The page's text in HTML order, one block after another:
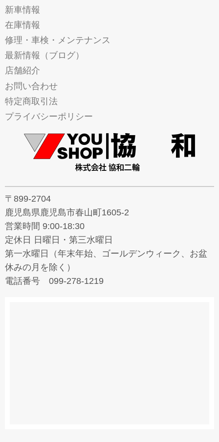
新車情報
在庫情報
修理・車検・メンテナンス
最新情報（ブログ）
店舗紹介
お問い合わせ
特定商取引法
プライバシーポリシー
〒899-2704
鹿児島県鹿児島市春山町1605-2
営業時間 9:00-18:30
定休日 日曜日・第三水曜日
第一水曜日（年末年始、ゴールデンウィーク、お盆
休みの月を除く）
電話番号 099-278-1219